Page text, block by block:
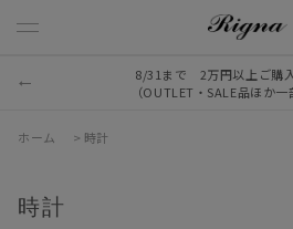
8/31まで 2万円以上ご購
（OUTLET・SALE品ほか一
ホーム > 時計
時計